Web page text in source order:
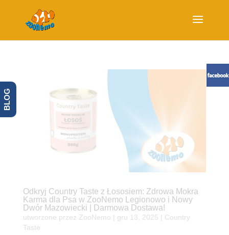
Odkryj Country Taste z Łososiem: Zdrowa Mokra
Karma dla Psa w ZooNemo Legionowo i Nowy
Dwór Mazowiecki | Darmowa Dostawa!
utworzone przez ZooNemo gru 13, 2025
Country
Taste
BLOG